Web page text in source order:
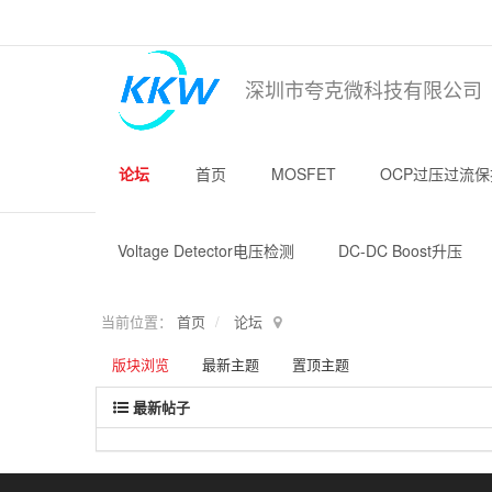
深圳市夸克微科技有限公司
论坛 首页 MOSFET OCP过压过流
Voltage Detector电压检测 DC-DC Boost升压
当前位置： 首页 论坛
版块浏览 最新主题 置顶主题
最新帖子